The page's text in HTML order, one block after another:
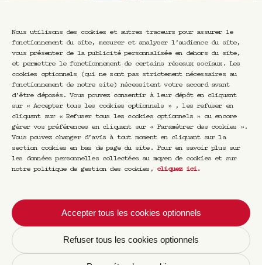
Nous utilisons des cookies et autres traceurs pour assurer le
fonctionnement du site, mesurer et analyser l’audience du site,
vous présenter de la publicité personnalisée en dehors du site,
et permettre le fonctionnement de certains réseaux sociaux. Les
cookies optionnels (qui ne sont pas strictement nécessaires au
fonctionnement de notre site) nécessitent votre accord avant
d’être déposés. Vous pouvez consentir à leur dépôt en cliquant
sur « Accepter tous les cookies optionnels » , les refuser en
cliquant sur « Refuser tous les cookies optionnels » ou encore
gérer vos préférences en cliquant sur « Paramétrer des cookies ».
Vous pouvez changer d’avis à tout moment en cliquant sur la
section cookies en bas de page du site. Pour en savoir plus sur
les données personnelles collectées au moyen de cookies et sur
notre politique de gestion des cookies, cliquez ici.
Accepter tous les cookies optionnels
Refuser tous les cookies optionnels
Newsletter CRAVAN
Votre email
S'inscrire